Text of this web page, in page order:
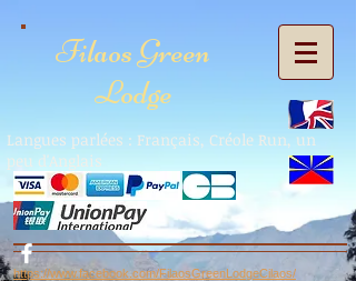
Filaos Green
Lodge
Langues parlées : Français, Créole Run, un
peu d'Anglais
https://www.facebook.com/FilaosGreenLodgeCilaos/